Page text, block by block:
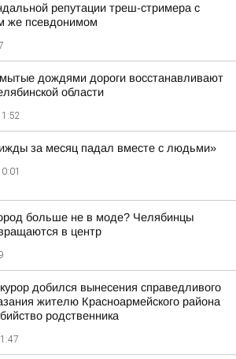
репутации треш-стримера с
же псевдонимом
дождями дороги восстанавливают
области
за месяц падал вместе с людьми»
больше не в моде? Челябинцы
в центр
добился вынесения справедливого
жителю Красноармейского района
родственника